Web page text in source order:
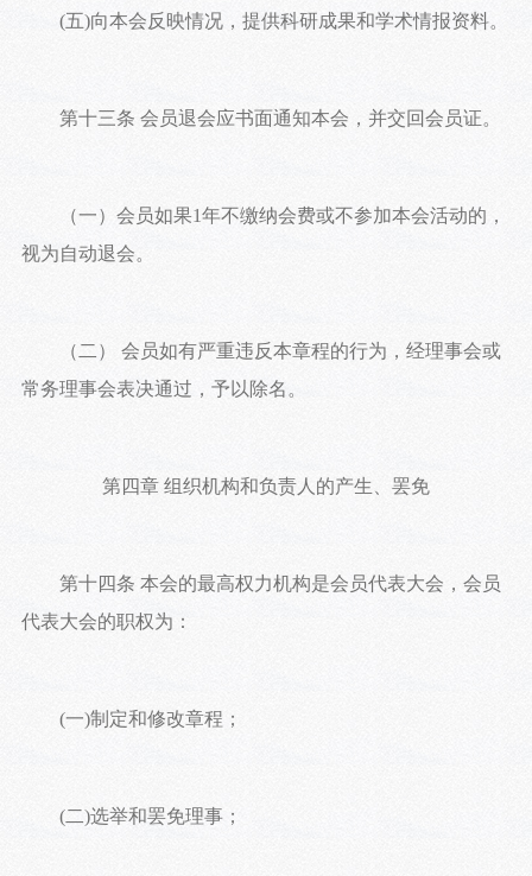
(五)向本会反映情况，提供科研成果和学术情报资料。
第十三条 会员退会应书面通知本会，并交回会员证。
（一）会员如果1年不缴纳会费或不参加本会活动的，
视为自动退会。
（二） 会员如有严重违反本章程的行为，经理事会或
常务理事会表决通过，予以除名。
第四章 组织机构和负责人的产生、罢免
第十四条 本会的最高权力机构是会员代表大会，会员
代表大会的职权为：
(一)制定和修改章程；
(二)选举和罢免理事；